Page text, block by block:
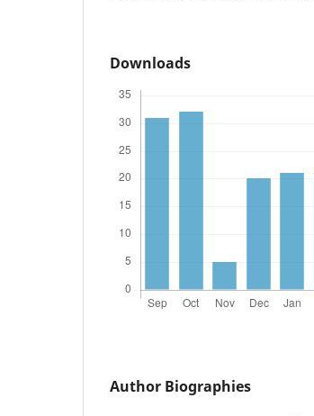
Downloads
Author Biographies